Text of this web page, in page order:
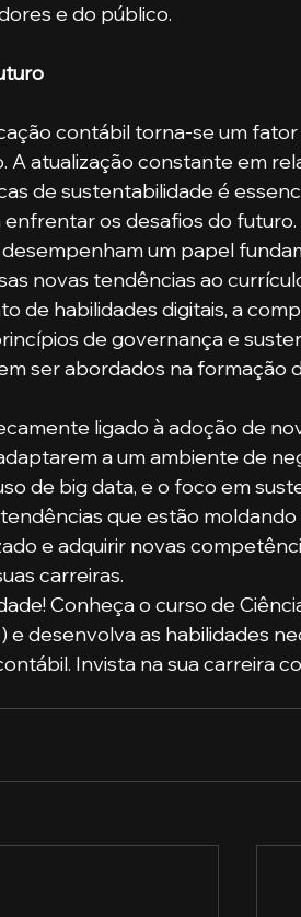
e do público.
contábil torna-se um
A atualização constante em
de sustentabilidade é
os desafios do futuro.
um papel
novas tendências ao
de habilidades digitais, a
de governança e
ser abordados na formação
ligado à adoção de
a um ambiente de
de big data, e o foco em
que estão moldando
e adquirir novas
carreiras.
Conheça o curso de
e desenvolva as habilidades
Invista na sua carreira